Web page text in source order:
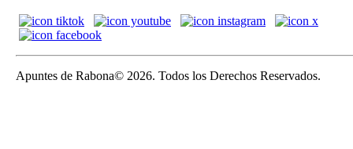
Apuntes de Rabona© 2026. Todos los Derechos Reservados.